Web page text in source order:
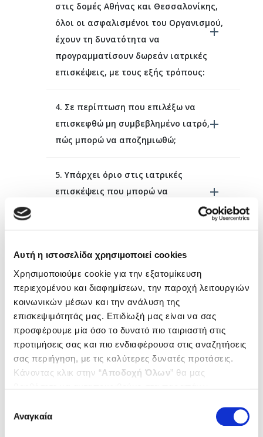
Αυτή η ιστοσελίδα χρησιμοποιεί cookies
Χρησιμοποιούμε cookie για την εξατομίκευση
περιεχομένου και διαφημίσεων, την παροχή λειτουργιών
κοινωνικών μέσων και την ανάλυση της
επισκεψιμότητάς μας. Επιδίωξή μας είναι να σας
προσφέρουμε μία όσο το δυνατό πιο ταιριαστή στις
προτιμήσεις σας και πιο ενδιαφέρουσα στις αναζητήσεις
σας περιήγηση, με τις καλύτερες δυνατές προτάσεις.
Κάνοντας κλικ στην “Αποδοχή Όλων” θα μας
ενδιαφέρουν και να επιλέξετε από τα παρακάτω με την
”. Μπορείτε να ενημερωθείτε
συγκατάθεσης
Αναγκαία
στις δομές Αθήνας και Θεσσαλονίκης,
όλοι οι ασφαλισμένοι του Οργανισμού,
έχουν τη δυνατότητα να
προγραμματίσουν δωρεάν ιατρικές
επισκέψεις, με τους εξής τρόπους:
4. Σε περίπτωση που επιλέξω να
επισκεφθώ μη συμβεβλημένο ιατρό,
πώς μπορώ να αποζημιωθώ;
5. Υπάρχει όριο στις ιατρικές
επισκέψεις που μπορώ να
αναπληρωτές Καθηγητές και
Ομότιμους Καθηγητές ιατρικής
αποζημιώνονται;
7. Θέλω να επισκεφθώ ιατρό σε
απογευματινά εξωτερικά ιατρεία
δημόσιου νοσοκομείου. Μπορώ να
αποζημιωθώ;